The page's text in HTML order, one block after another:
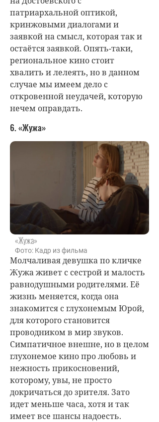
патриархальной оптикой,
кринжовыми диалогами и
заявкой на смысл, которая так и
остаётся заявкой. Опять-таки,
региональное кино стоит
хвалить и лелеять, но в данном
случае мы имеем дело с
откровенной неудачей, которую
нечем оправдать.
6. «Жужа»
«Жужа»
Фото: Кадр из фильма
Молчаливая девушка по кличке
Жужа живет с сестрой и малость
равнодушными родителями. Её
жизнь меняется, когда она
знакомится с глухонемым Юрой,
для которого становится
проводником в мир звуков.
Симпатичное внешне, но в целом
глухонемое кино про любовь и
нежность прикосновений,
которому, увы, не просто
докричаться до зрителя. Зато
идет меньше часа, хотя и так
имеет все шансы надоесть.